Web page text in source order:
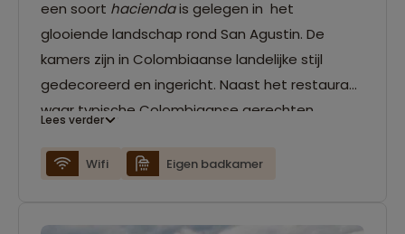
een soort haciendais gelegen in het
glooiende landschap rond San Agustin. De
kamers zijn in Colombiaanse landelijke stijl
gedecoreerd en ingericht. Naast het restaurant
waar typische Colombiaanse gerechten
waar je gezellig samen kan komen. Er is wifi
Lees verder
Wifi Eigen badkamer